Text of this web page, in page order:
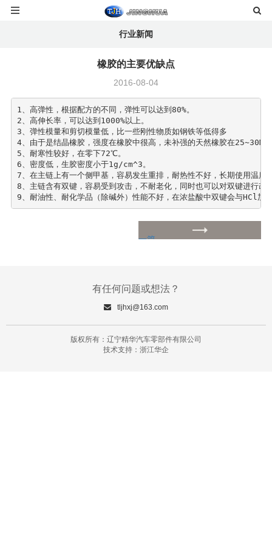
行业新闻
橡胶的主要优缺点
2016-08-04
1、高弹性，根据配方的不同，弹性可以达到80%。
2、高伸长率，可以达到1000%以上。
3、弹性模量和剪切模量低，比一些刚性物质如钢铁等低得多
4、由于是结晶橡胶，强度在橡胶中很高，未补强的天然橡胶在
5、耐寒性较好，在零下72℃。
6、密度低，生胶密度小于1g/cm^3。
7、在主链上有一个侧甲基，容易发生重排，耐热性不好，长期使用温
8、主链含有双键，容易受到攻击，不耐老化，同时也可以对双键进行改
9、耐油性、耐化学品（除碱外）性能不好，在浓盐酸中双键会与HCl加
一篇
有任何问题或想法？
tljhxj@163.com
版权所有：辽宁精华汽车零部件有限公司
技术支持：浙江华企